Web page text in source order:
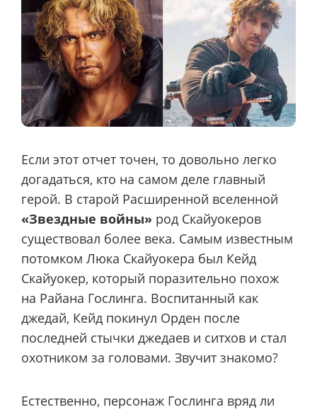
Если этот отчет точен, то довольно легко
догадаться, кто на самом деле главный
герой. В старой Расширенной вселенной
«Звездные войны» род Скайуокеров
существовал более века. Самым известным
потомком Люка Скайуокера был Кейд
Скайуокер, который поразительно похож
на Райана Гослинга. Воспитанный как
джедай, Кейд покинул Орден после
последней стычки джедаев и ситхов и стал
охотником за головами. Звучит знакомо?
Естественно, персонаж Гослинга вряд ли